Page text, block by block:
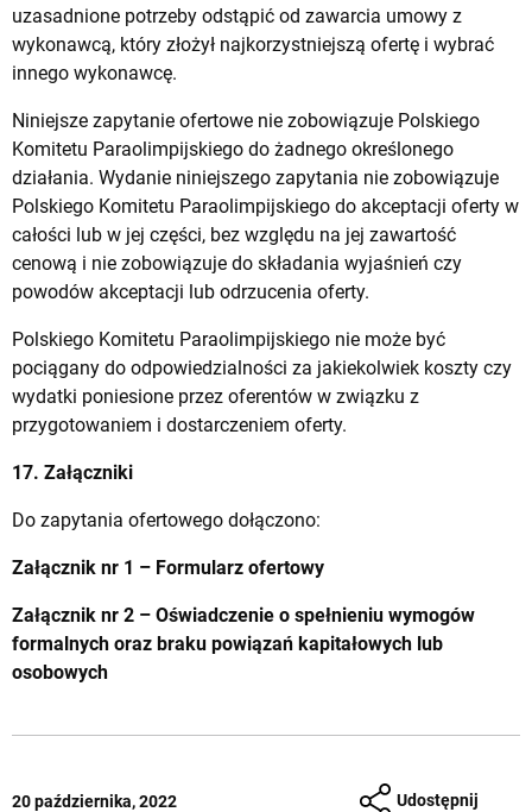
uzasadnione potrzeby odstąpić od zawarcia umowy z
wykonawcą, który złożył najkorzystniejszą ofertę i wybrać
innego wykonawcę.
Niniejsze zapytanie ofertowe nie zobowiązuje Polskiego
Komitetu Paraolimpijskiego do żadnego określonego
działania. Wydanie niniejszego zapytania nie zobowiązuje
Polskiego Komitetu Paraolimpijskiego do akceptacji oferty w
całości lub w jej części, bez względu na jej zawartość
cenową i nie zobowiązuje do składania wyjaśnień czy
powodów akceptacji lub odrzucenia oferty.
Polskiego Komitetu Paraolimpijskiego nie może być
pociągany do odpowiedzialności za jakiekolwiek koszty czy
wydatki poniesione przez oferentów w związku z
przygotowaniem i dostarczeniem oferty.
17. Załączniki
Do zapytania ofertowego dołączono:
Załącznik nr 1 – Formularz ofertowy
Załącznik nr 2 – Oświadczenie o spełnieniu wymogów
formalnych oraz braku powiązań kapitałowych lub
osobowych
20 października, 2022 Udostępnij